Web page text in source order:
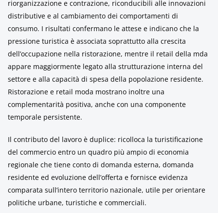
riorganizzazione e contrazione, riconducibili alle innovazioni
distributive e al cambiamento dei comportamenti di
consumo. I risultati confermano le attese e indicano che la
pressione turistica è associata soprattutto alla crescita
dell’occupazione nella ristorazione, mentre il retail della mda
appare maggiormente legato alla strutturazione interna del
settore e alla capacità di spesa della popolazione residente.
Ristorazione e retail moda mostrano inoltre una
complementarità positiva, anche con una componente
temporale persistente.
Il contributo del lavoro è duplice: ricolloca la turistificazione
del commercio entro un quadro più ampio di economia
regionale che tiene conto di domanda esterna, domanda
residente ed evoluzione dell’offerta e fornisce evidenza
comparata sull’intero territorio nazionale, utile per orientare
politiche urbane, turistiche e commerciali.